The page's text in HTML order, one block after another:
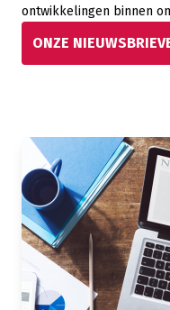
ontwikkelingen binnen
ONZE